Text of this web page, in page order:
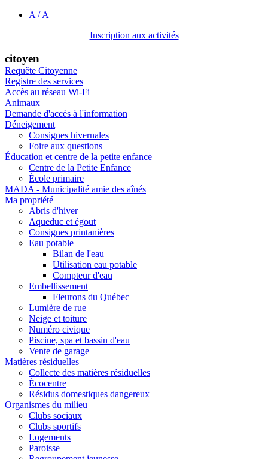
A /A
Inscription aux activités
citoyen
Requête Citoyenne
Registre des services
Accès au réseau Wi-Fi
Animaux
Demande d'accès à l'information
Déneigement
Consignes hivernales
Foire aux questions
Éducation et centre de la petite enfance
Centre de la Petite Enfance
École primaire
MADA - Municipalité amie des aînés
Ma propriété
Abris d'hiver
Aqueduc et égout
Consignes printanières
Eau potable
Bilan de l'eau
Utilisation eau potable
Compteur d'eau
Embellissement
Fleurons du Québec
Lumière de rue
Neige et toiture
Numéro civique
Piscine, spa et bassin d'eau
Vente de garage
Matières résiduelles
Collecte des matières résiduelles
Écocentre
Résidus domestiques dangereux
Organismes du milieu
Clubs sociaux
Clubs sportifs
Logements
Paroisse